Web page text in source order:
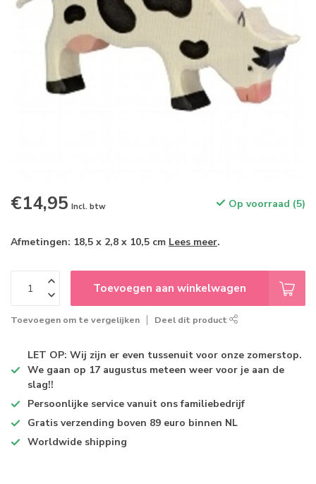
€14,95 Incl. btw Op voorraad (5)
Afmetingen: 18,5 x 2,8 x 10,5 cm Lees meer.
Toevoegen aan winkelwagen
Toevoegen om te vergelijken Deel dit product
LET OP: Wij zijn er even tussenuit voor onze zomerstop.
We gaan op 17 augustus meteen weer voor je aan de
slag!!
Persoonlijke service vanuit ons familiebedrijf
Gratis verzending boven 89 euro binnen NL
Worldwide shipping